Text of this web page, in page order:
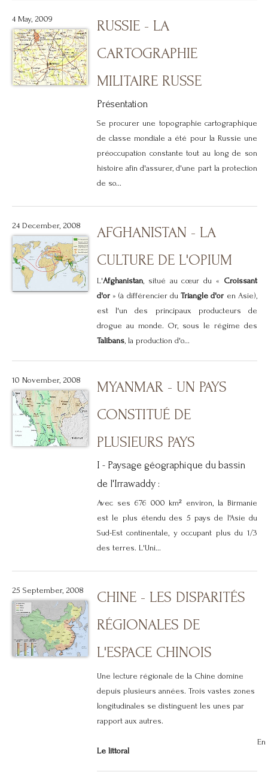
4 May, 2009
RUSSIE - LA
CARTOGRAPHIE
MILITAIRE RUSSE
Présentation
Se procurer une topographie cartographique
de classe mondiale a été pour la Russie une
préoccupation constante tout au long de son
histoire afin d'assurer, d'une part la protection
de so...
24 December, 2008
AFGHANISTAN - LA
CULTURE DE L'OPIUM
L'Afghanistan, situé au cœur du « Croissant
d'or» (à différencier duTriangle d'or en Asie),
est l'un des principaux producteurs de
drogue au monde. Or, sous le régime des
Talibans, la production d'o...
10 November, 2008
MYANMAR - UN PAYS
CONSTITUÉ DE
PLUSIEURS PAYS
I - Paysage géographique du bassin
de l'Irrawaddy :
Avec ses 676 000 km² environ, la Birmanie
est le plus étendu des 5 pays de l'Asie du
Sud-Est continentale, y occupant plus du 1/3
des terres. L'Uni...
25 September, 2008
CHINE - LES DISPARITÉS
RÉGIONALES DE
L'ESPACE CHINOIS
Une lecture régionale de la Chine domine
depuis plusieurs années. Trois vastes zones
longitudinales se distinguent les unes par
rapport aux autres.
Le littoral
En